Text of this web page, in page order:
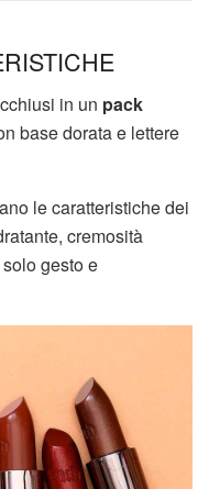
in un pack
base dorata e lettere
le caratteristiche dei
cremosità
gesto e